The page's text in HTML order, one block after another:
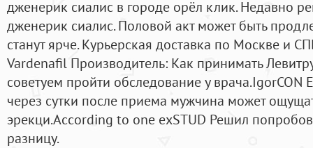
дженерик сиалис в городе орёл клик. Недавно
дженерик сиалис. Половой акт может быть
станут ярче. Курьерская доставка по Москве и
Vardenafil Производитель: Как принимать
советуем пройти обследование у врача.IgorCON
через сутки после приема мужчина может
эрекци.According to one exSTUD Решил
разницу.